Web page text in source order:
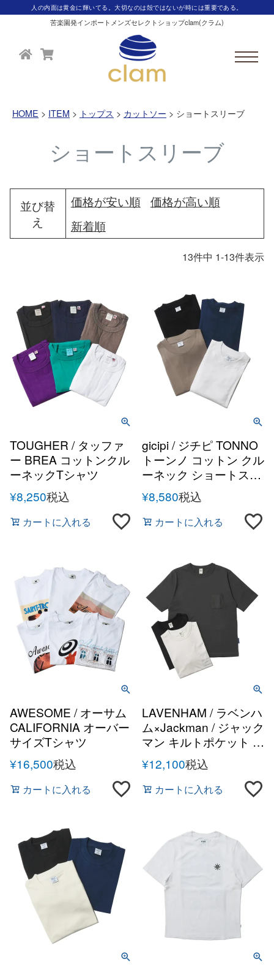
人の内面は黄金に輝いてる。大切なのは殻ではないが時には重要である。
苦楽園発インポートメンズセレクトショップclam(クラム)
HOME ITEM トップス カットソー ショートスリーブ
ショートスリーブ
並び替
え
価格が安い順
価格が高い順
新着順
13件中 1-13件表示
TOUGHER / タッファ
ー BREA コットンクル
ーネックTシャツ
¥8,250税込
カートに入れる
gicipi / ジチピ TONNO
トーンノ コットン クル
ーネック ショートスリ
ーブカットソー
¥8,580税込
カートに入れる
AWESOME / オーサム
CALIFORNIA オーバー
サイズTシャツ
¥16,500税込
カートに入れる
LAVENHAM / ラベンハ
ム×Jackman / ジャック
マン キルトポケット T
¥12,100税込
カートに入れる